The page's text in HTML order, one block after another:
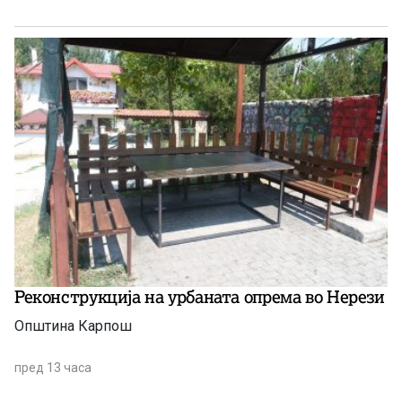
попладнево од Министерството за здравство.
Реконструкција на урбаната опрема во Нерези
Општина Карпош
пред 13 часа